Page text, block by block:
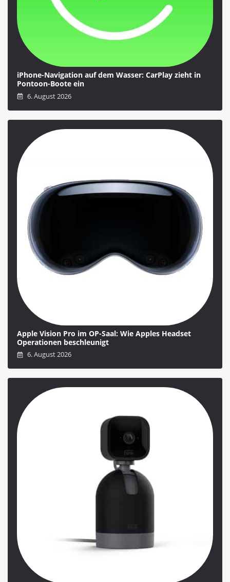
iPhone-Navigation auf dem Wasser: CarPlay zieht in
Pontoon-Boote ein
6. August 2026
Apple Vision Pro im OP-Saal: Wie Apples Headset
Operationen beschleunigt
6. August 2026